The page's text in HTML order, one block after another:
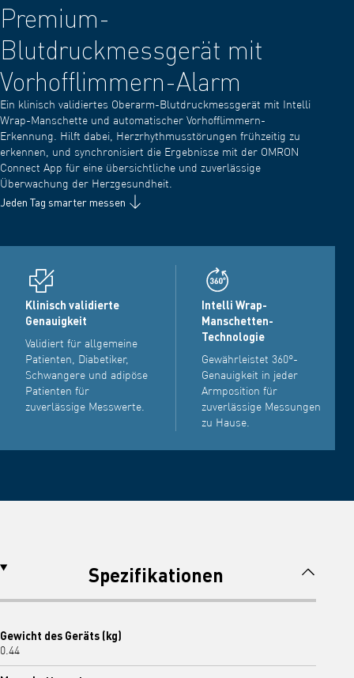
Premium-
Blutdruckmessgerät mit
Vorhofflimmern-Alarm
Ein klinisch validiertes Oberarm-Blutdruckmessgerät mit Intelli
Wrap-Manschette und automatischer Vorhofflimmern-
Erkennung. Hilft dabei, Herzrhythmusstörungen frühzeitig zu
erkennen, und synchronisiert die Ergebnisse mit der OMRON
Connect App für eine übersichtliche und zuverlässige
Überwachung der Herzgesundheit.
Jeden Tag smarter messen
Klinisch validierte
Genauigkeit
Validiert für allgemeine
Patienten, Diabetiker,
Schwangere und adipöse
Patienten für
zuverlässige Messwerte.
Intelli Wrap-
Manschetten-
Technologie
Gewährleistet 360°-
Genauigkeit in jeder
Armposition für
zuverlässige Messungen
zu Hause.
Spezifikationen
Gewicht des Geräts (kg)
0.44